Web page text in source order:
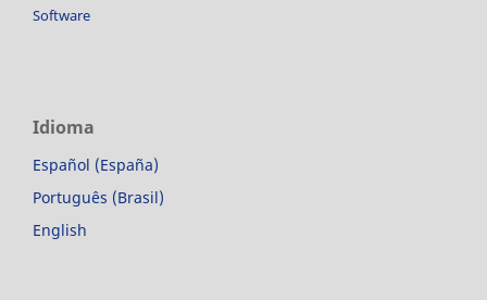
Software
Idioma
Español (España)
Português (Brasil)
English